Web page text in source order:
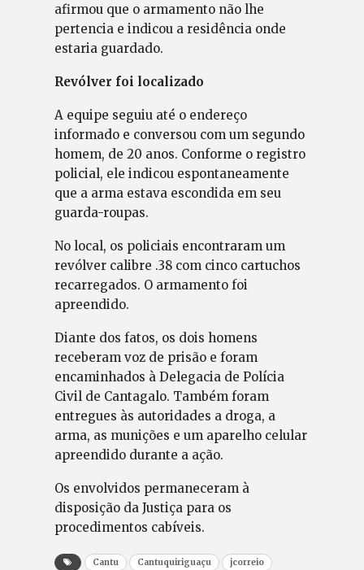
afirmou que o armamento não lhe
pertencia e indicou a residência onde
estaria guardado.
Revólver foi localizado
A equipe seguiu até o endereço
informado e conversou com um segundo
homem, de 20 anos. Conforme o registro
policial, ele indicou espontaneamente
que a arma estava escondida em seu
guarda-roupas.
No local, os policiais encontraram um
revólver calibre .38 com cinco cartuchos
recarregados. O armamento foi
apreendido.
Diante dos fatos, os dois homens
receberam voz de prisão e foram
encaminhados à Delegacia de Polícia
Civil de Cantagalo. Também foram
entregues às autoridades a droga, a
arma, as munições e um aparelho celular
apreendido durante a ação.
Os envolvidos permaneceram à
disposição da Justiça para os
procedimentos cabíveis.
Cantu Cantuquiriguaçu
jcorreio